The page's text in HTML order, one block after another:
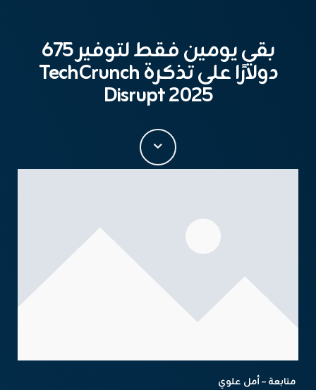
بقي يومين فقط لتوفير 675
دولارًا على تذكرة TechCrunch
Disrupt 2025
متابعة – أمل علوي